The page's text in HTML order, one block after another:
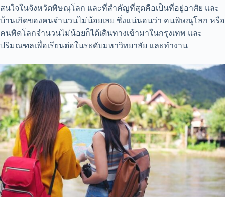
สนใจในจังหวัดพิษณุโลก และที่สำคัญที่สุดคือเป็นที่อยู่อาศัย และ
บ้านเกิดของคนจำนวนไม่น้อยเลย ซึ่งแน่นอนว่า คนพิษณุโลก หรือ
คนพิดโลกจำนวนไม่น้อยก็ได้เดินทางเข้ามาในกรุงเทพ และ
ปริมณฑลเพื่อเรียนต่อในระดับมหาวิทยาลัย และทำงาน